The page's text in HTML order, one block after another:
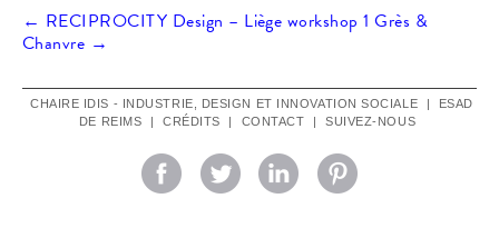
Navigation
des
articles
← RECIPROCITY Design – Liège workshop 1 Grès &
Chanvre →
CHAIRE IDIS - INDUSTRIE, DESIGN ET INNOVATION SOCIALE |
ESAD
DE REIMS
| CRÉDITS | CONTACT | SUIVEZ-NOUS